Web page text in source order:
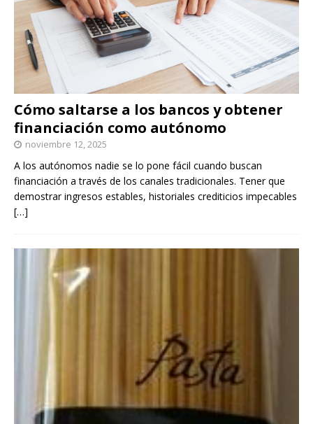
Cómo saltarse a los bancos y obtener
financiación como autónomo
noviembre 12, 2025
A los autónomos nadie se lo pone fácil cuando buscan
financiación a través de los canales tradicionales. Tener que
demostrar ingresos estables, historiales crediticios impecables
[…]